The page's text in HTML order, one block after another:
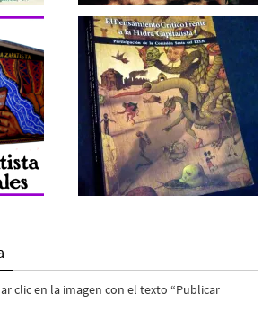
clic en la imagen con el texto “Publicar